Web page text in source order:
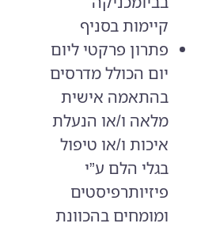
קיימות בסניף
פתרון פרקטי ליום
יום הכולל מדרסים
בהתאמה אישית
מלאה ו/או הנעלת
איכות ו/או טיפול
בגלי הלם ע”י
פיזיותרפיסטים
ומומחים בהכוונת